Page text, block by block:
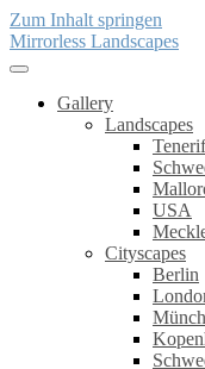
Zum Inhalt springen
Mirrorless Landscapes
Gallery
Landscapes
USA
Cityscapes
Berlin